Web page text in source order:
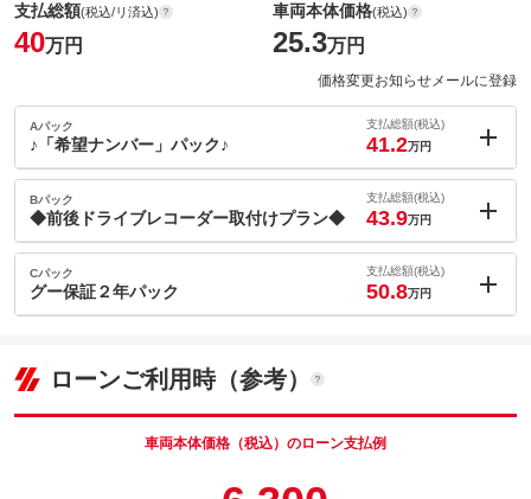
支払総額(税込/リ済込)
40万円
車両本体価格(税込)
25.3万円
価格変更お知らせメールに登録
Aパック
♪「希望ナンバー」パック♪
支払総額(税込)
41.2万円
内：オプシ
ョン価格
(税込)
車両本体価
25.3万円
パック内容
か？面倒なお手続きはお任せ下さい♪※抽選番号はご相談下さいま
Bパック
◆前後ドライブレコーダー取付けプラン◆
支払総額(税込)
43.9万円
内：オプシ
ョン価格
(税込)
車両本体価
Cパック
グー保証２年パック
支払総額(税込)
50.8万円
車両本体価
25.3
ローンご利用時（参考）
車両本体価格（税込）のローン支払例